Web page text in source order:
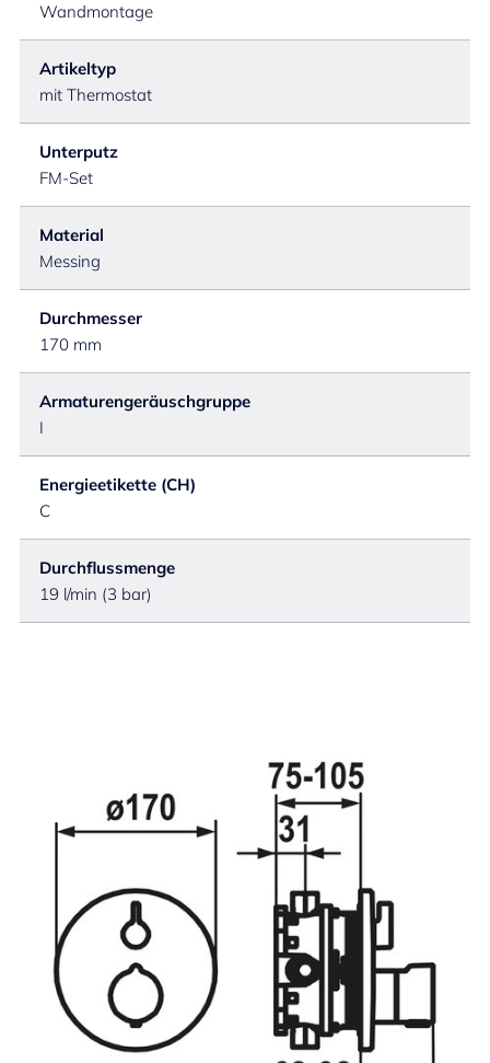
Wandmontage
Artikeltyp
mit Thermostat
Unterputz
FM-Set
Material
Messing
Durchmesser
170 mm
Armaturengeräuschgruppe
I
Energieetikette (CH)
C
Durchflussmenge
19 l/min (3 bar)